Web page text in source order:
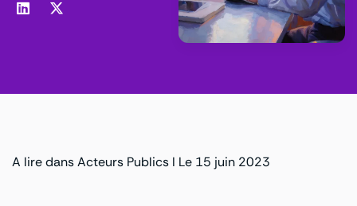
A lire dans Acteurs Publics I Le 15 juin 2023